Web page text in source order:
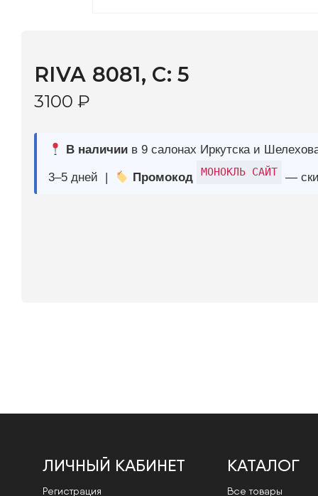
3–5 дней | Промокод
ЛИЧНЫЙ КАБИНЕТ
Регистрация
КАТАЛОГ
Все товары